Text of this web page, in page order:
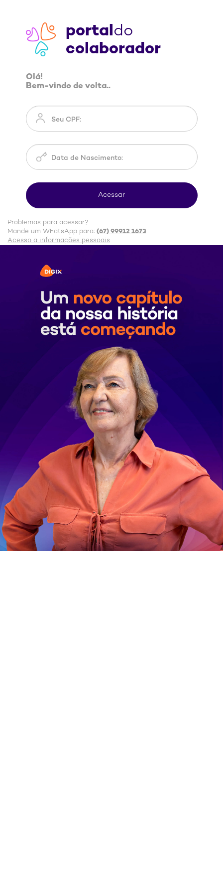
portaldo
colaborador
Olá!
Bem-vindo de volta..
Problemas para acessar?
Mande um WhatsApp para: (67) 99912 1673
Acesso a informações pessoais